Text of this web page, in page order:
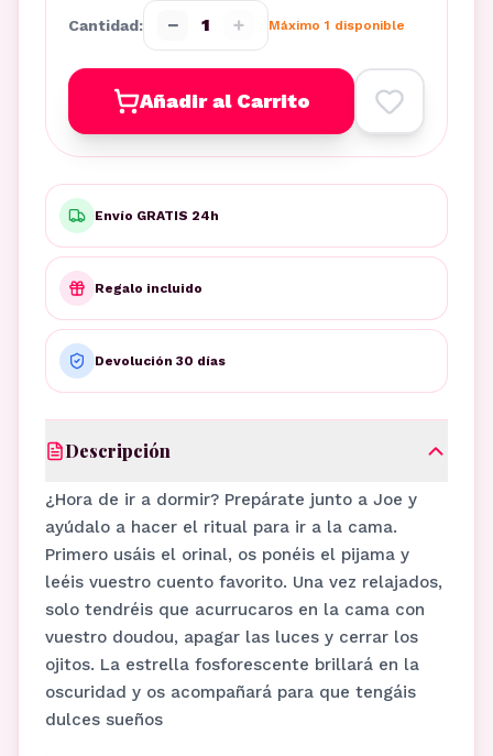
Cantidad: − 1 + Máximo 1 disponible
Añadir al Carrito
Envío GRATIS 24h
Regalo incluido
Devolución 30 días
Descripción
¿Hora de ir a dormir? Prepárate junto a Joe y
ayúdalo a hacer el ritual para ir a la cama.
Primero usáis el orinal, os ponéis el pijama y
leéis vuestro cuento favorito. Una vez relajados,
solo tendréis que acurrucaros en la cama con
vuestro doudou, apagar las luces y cerrar los
ojitos. La estrella fosforescente brillará en la
oscuridad y os acompañará para que tengáis
dulces sueños